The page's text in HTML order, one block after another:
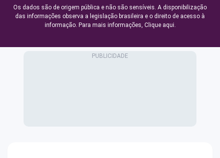
Os dados são de origem pública e não são sensíveis. A disponibilização
das informações observa a legislação brasileira e o direito de acesso à
informação. Para mais informações, Clique aqui.